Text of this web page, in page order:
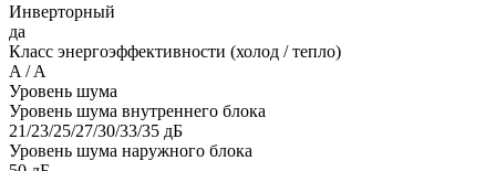
Инверторный
да
Класс энергоэффективности (холод / тепло)
A / A
Уровень шума
Уровень шума внутреннего блока
21/23/25/27/30/33/35 дБ
Уровень шума наружного блока